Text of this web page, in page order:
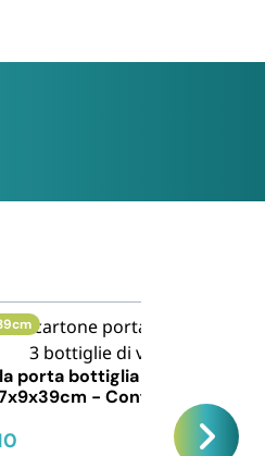
porta bottiglia (3 Bottiglie)
- Confezione da 10